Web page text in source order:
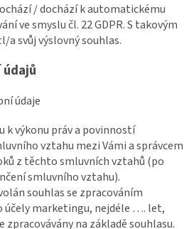
/ dochází k automatickému
ve smyslu čl. 22 GDPR. S takovým
svůj výslovný souhlas.
údaje
k výkonu práv a povinností
vztahu mezi Vámi a správcem
z těchto smluvních vztahů (po
smluvního vztahu).
souhlas se zpracováním
účely marketingu, nejdéle …. let,
zpracovávány na základě souhlasu.